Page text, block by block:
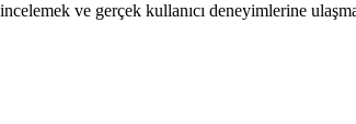
ve gerçek kullanıcı deneyimlerine